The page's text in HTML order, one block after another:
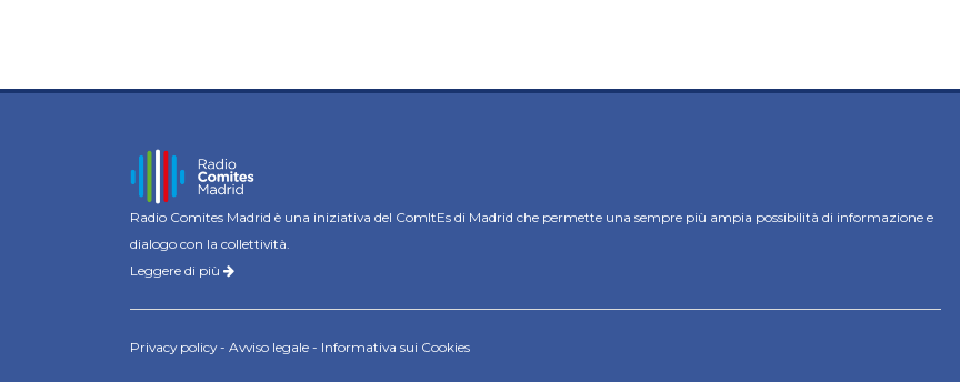
Radio Comites Madrid è una iniziativa del ComItEs di Madrid che permette una sempre più ampia possibilità di informazione e
dialogo con la collettività.
Leggere di più
Privacy policy- Avviso legale - Informativa sui Cookies